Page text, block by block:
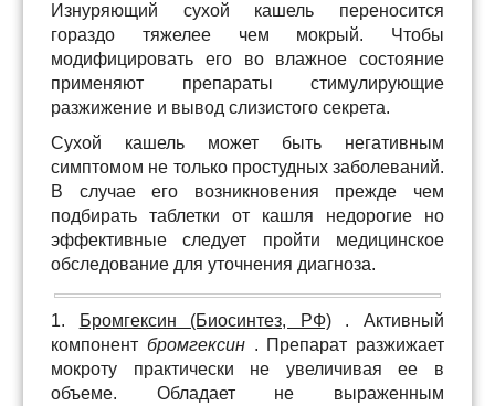
Изнуряющий сухой кашель переносится
гораздо тяжелее чем мокрый. Чтобы
модифицировать его во влажное состояние
применяют препараты стимулирующие
разжижение и вывод слизистого секрета.
Сухой кашель может быть негативным
симптомом не только простудных заболеваний.
В случае его возникновения прежде чем
подбирать таблетки от кашля недорогие но
эффективные следует пройти медицинское
обследование для уточнения диагноза.
1. Бромгексин (Биосинтез, РФ). Активный
компонент бромгексин. Препарат разжижает
мокроту практически не увеличивая ее в
объеме. Обладает не выраженным